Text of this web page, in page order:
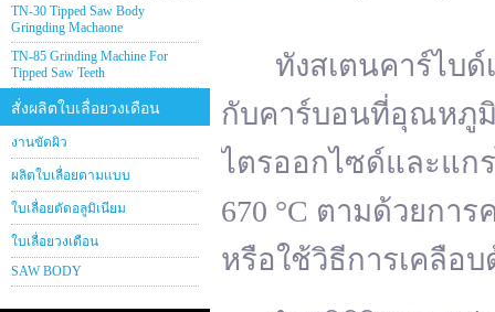
TN-30 Tipped Saw Body
Gringding Machaone
TN-85 Grinding Machine For
Tipped Saw Teeth
สั่งผลิตใบเลื่อยวงเดือน
งานขัดผิว
ผลิตใบเลื่อยตามแบบ
ใบเลื่อยตัดอลูมิเนียม
ใบเลื่อยวงเดือน
SAW BODY
ทังสเตนคาร์ไบด์เ
กับคาร์บอนที่อุณหภูมิ
ไตรออกไซด์และแก
670 °C ตามด้วยกา
หรือใช้วิธีการเคลือบ